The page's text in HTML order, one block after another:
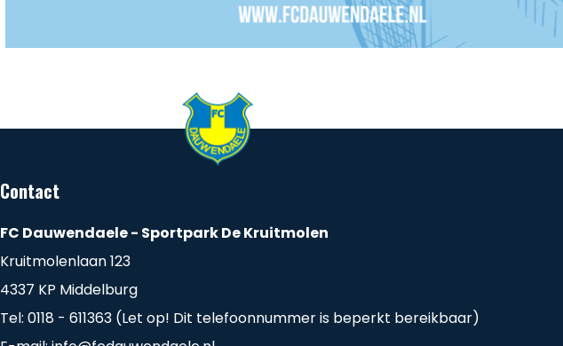
Contact
FC Dauwendaele - Sportpark De Kruitmolen
Kruitmolenlaan 123
4337 KP Middelburg
Tel: 0118 - 611363 (Let op! Dit telefoonnummer is beperkt bereikbaar)